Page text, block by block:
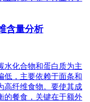
含量分析
水化合物和蛋白质为主
低，主要依赖于面条和
高纤维食物。要使其成
的餐食，关键在于额外